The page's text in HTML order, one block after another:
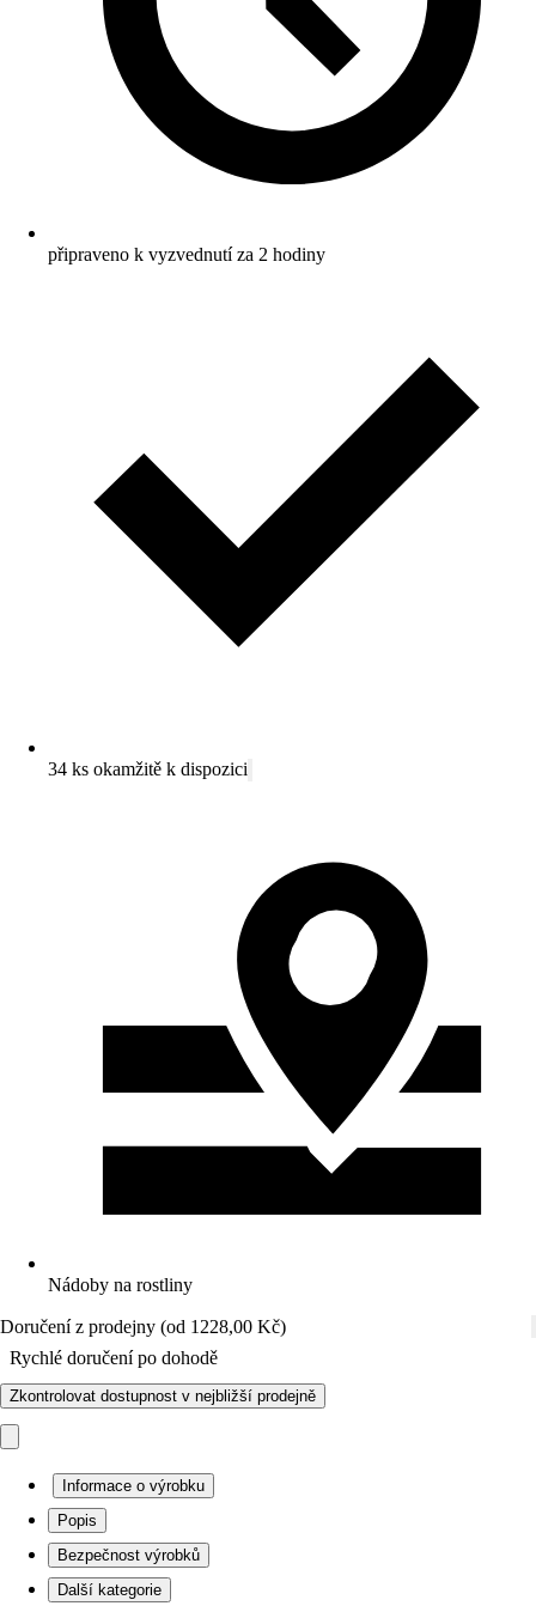
připraveno k vyzvednutí za 2 hodiny
34 ks okamžitě k dispozici
Nádoby na rostliny
Doručení z prodejny (od 1228,00 Kč)
Rychlé doručení po dohodě
Zkontrolovat dostupnost v nejbližší prodejně
Informace o výrobku
Popis
Bezpečnost výrobků
Další kategorie